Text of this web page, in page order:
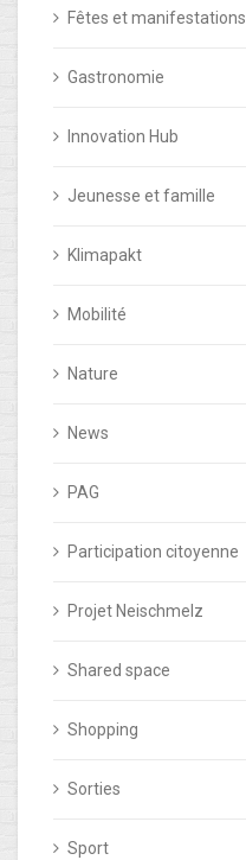
Fêtes et manifestations
Gastronomie
Innovation Hub
Jeunesse et famille
Klimapakt
Mobilité
Nature
News
PAG
Participation citoyenne
Projet Neischmelz
Shared space
Shopping
Sorties
Sport